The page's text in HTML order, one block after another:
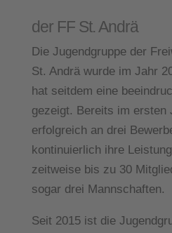
der FF St. Andrä
Die Jugendgruppe der
St. Andrä wurde im Jahr
hat seitdem eine
gezeigt. Bereits im ersten
erfolgreich an drei
kontinuierlich ihre
zeitweise bis zu 30
sogar drei Mannschaften.
Seit 2015 ist die